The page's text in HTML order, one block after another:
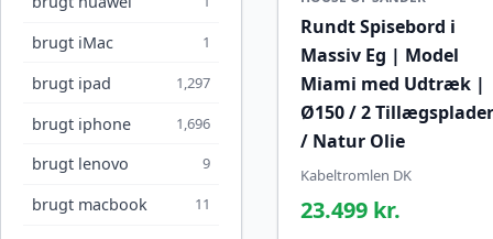
brugt iMac 1
brugt ipad 1,297
brugt iphone 1,696
brugt lenovo 9
brugt macbook 11
Rundt Spisebord i
Massiv Eg | Model
Miami med Udtræk |
Ø150 / 2 Tillægsplader
/ Natur Olie
Kabeltromlen DK
23.499 kr.